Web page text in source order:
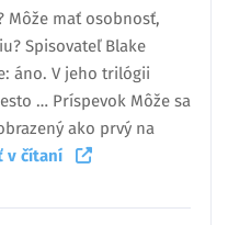
Môže mať osobnosť,
Spisovateľ Blake
áno. V jeho trilógii
… Príspevok Môže sa
ako prvý na
v čítaní